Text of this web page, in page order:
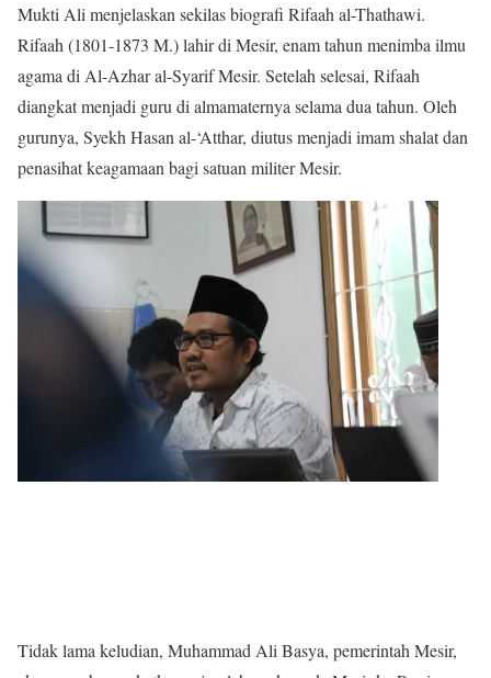
Mukti Ali menjelaskan sekilas biografi Rifaah al-Thathawi.
Rifaah (1801-1873 M.) lahir di Mesir, enam tahun menimba ilmu
agama di Al-Azhar al-Syarif Mesir. Setelah selesai, Rifaah
diangkat menjadi guru di almamaternya selama dua tahun. Oleh
gurunya, Syekh Hasan al-‘Atthar, diutus menjadi imam shalat dan
penasihat keagamaan bagi satuan militer Mesir.
Tidak lama keludian, Muhammad Ali Basya, pemerintah Mesir,